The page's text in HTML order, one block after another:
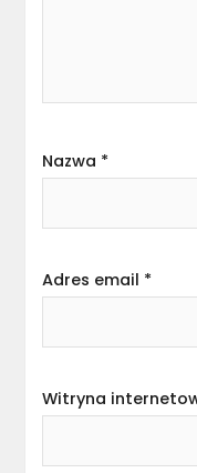
Nazwa *
Adres email *
Witryna